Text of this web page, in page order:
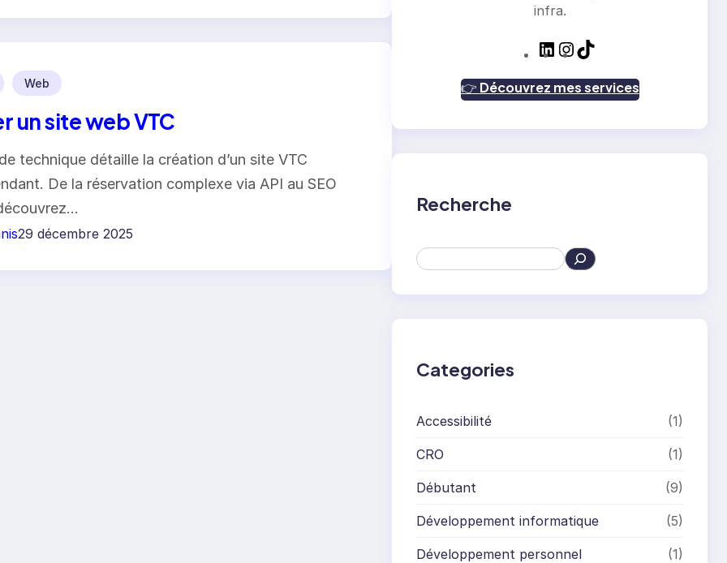
Web
un site web VTC
technique détaille la création d’un site VTC
De la réservation complexe via API au SEO
29 décembre 2025
infra.
L
n
k
d
I
n
s
t
g
T
k
T
k
👉 Découvrez mes services
Recherche
S
e
Categories
Accessibilité (1)
CRO (1)
Débutant (9)
Développement informatique (5)
Développement personnel (1)